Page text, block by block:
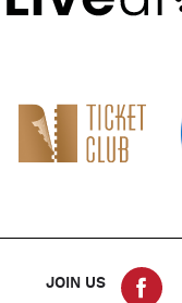
JOIN US